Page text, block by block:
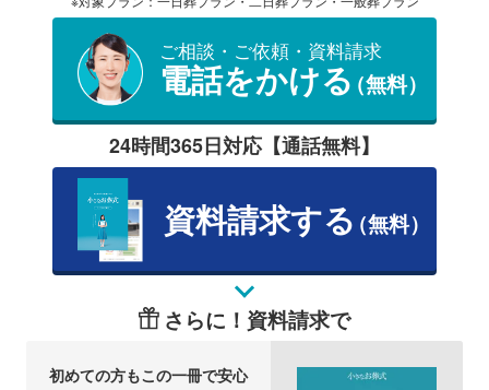
ご相談・ご依頼・資料請求
電話をかける（無料）
24時間365日対応【通話無料】
資料請求する（無料）
さらに！資料請求で
初めての方もこの一冊で安心